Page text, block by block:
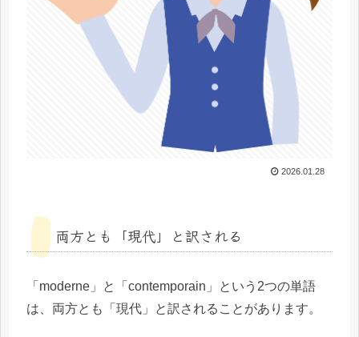
2026.01.28
両方とも「現代」と訳される
「moderne」と「contemporain」という2つの単語
は、両方とも「現代」と訳されることがあります。